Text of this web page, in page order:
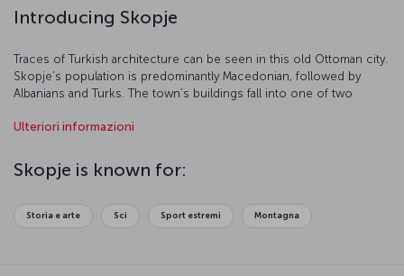
Introducing Skopje
Traces of Turkish architecture can be seen in this old Ottoman city.
Skopje’s population is predominantly Macedonian, followed by
Albanians and Turks. The town’s buildings fall into one of two
also clear to see. Skopje is a wonderful tourist destination which
Ulteriori informazioni
Skopje is known for:
Storia e arte Sci Sport estremi Montagna